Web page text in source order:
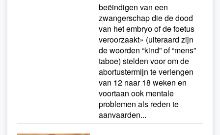
beëindigen van een
zwangerschap die de dood
van het embryo of de foetus
veroorzaakt» (uiteraard zijn
de woorden “kind” of “mens”
taboe) stelden voor om de
abortustermijn te verlengen
van 12 naar 18 weken en
voortaan ook mentale
problemen als reden te
aanvaarden...